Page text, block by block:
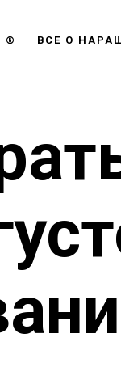
® ВСЕ О